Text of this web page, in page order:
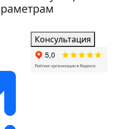
Консультация